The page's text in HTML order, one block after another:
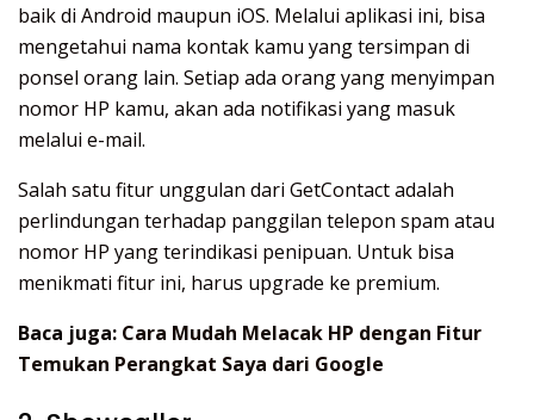
baik di Android maupun iOS. Melalui aplikasi ini, bisa
mengetahui nama kontak kamu yang tersimpan di
ponsel orang lain. Setiap ada orang yang menyimpan
nomor HP kamu, akan ada notifikasi yang masuk
melalui e-mail.
Salah satu fitur unggulan dari GetContact adalah
perlindungan terhadap panggilan telepon spam atau
nomor HP yang terindikasi penipuan. Untuk bisa
menikmati fitur ini, harus upgrade ke premium.
Baca juga: Cara Mudah Melacak HP dengan Fitur
Temukan Perangkat Saya dari Google